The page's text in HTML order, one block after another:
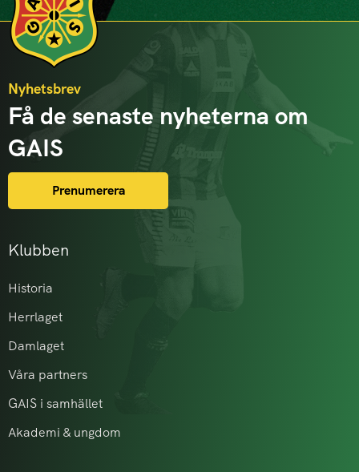
Klubben
Historia
Herrlaget
Damlaget
Våra partners
GAIS i samhället
Akademi & ungdom
Nyhetsbrev
Få de senaste nyheterna om
GAIS
Prenumerera